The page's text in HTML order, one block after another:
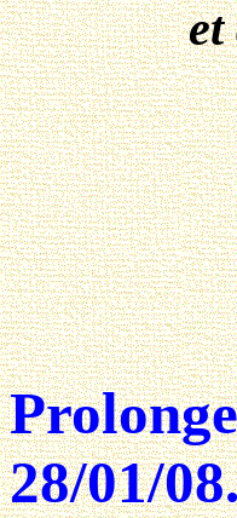
et
28/01/